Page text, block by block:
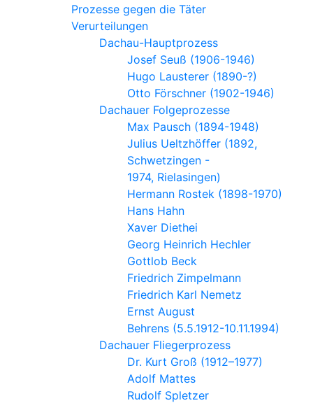
Prozesse gegen die Täter
Verurteilungen
Dachau-Hauptprozess
Josef Seuß (1906-​1946)
Hugo Laus­te­rer (1890-?)
Otto Förschner (1902-1946)
Dachauer Folgeprozesse
Max Pausch (1894-1948)
Julius Ueltzhöffer (1892,
Schwetzingen -
1974, Rielasingen)
Her­mann Ros­tek (1898-​1970)
Hans Hahn
Xaver Diethei
Georg Heinrich Hechler
Gottlob Beck
Friedrich Zimpelmann
Friedrich Karl Nemetz
Ernst August
Behrens (5.5.1912-10.11.1994)
Dachauer Fliegerprozess
Dr. Kurt Groß (1912–1977)
Adolf Mat­tes
Ru­dolf Splet­zer